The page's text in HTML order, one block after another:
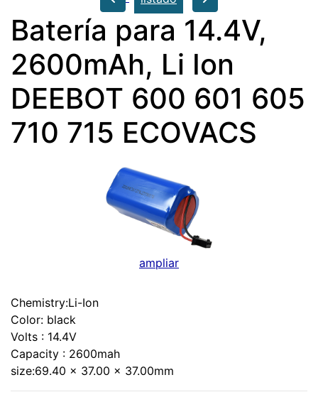
Batería para 14.4V,
2600mAh, Li Ion
DEEBOT 600 601 605
710 715 ECOVACS
ampliar
Chemistry:Li-Ion
Color: black
Volts : 14.4V
Capacity : 2600mah
size:69.40 x 37.00 x 37.00mm